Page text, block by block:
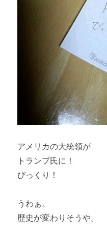
アメリカの大統領が
トランプ氏に！
びっくり！
うわぁ。
歴史が変わりそうや。